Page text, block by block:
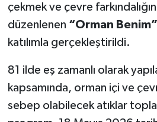
çekmek ve çevre
düzenlenen “Orman Benim”
katılımla gerçekleştirildi.
81 ilde eş zamanlı olarak
kapsamında, orman içi ve
sebep olabilecek atıklar